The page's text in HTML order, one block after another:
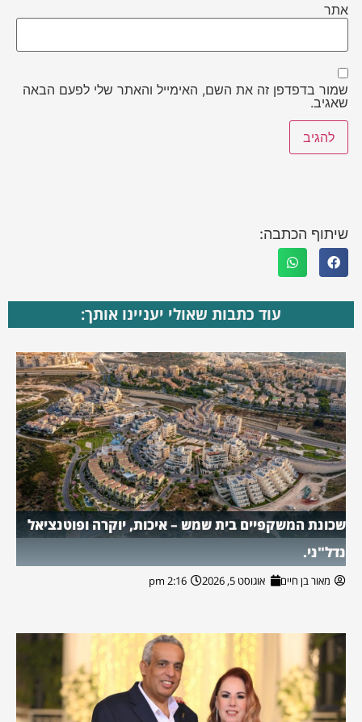
אתר
שמור בדפדפן זה את השם, האימייל והאתר שלי לפעם הבאה
שאגיב.
שיתוף הכתבה:
עוד כתבות שאולי יעניינו אותך:
שכונת המשקפיים בית שמש – איכות, יוקרה ופוטנציאל
נדל"ני.
מאור בן חיים אוגוסט 5, 2026 2:16 pm